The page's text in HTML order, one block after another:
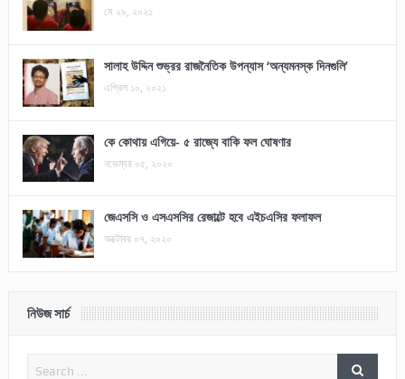
মে ২৯, ২০২১
সালাহ উদ্দিন শুভ্রর রাজনৈতিক উপন্যাস ‘অন্যমনস্ক দিনগুলি’
এপ্রিল ১০, ২০২১
কে কোথায় এগিয়ে- ৫ রাজ্যে বাকি ফল ঘোষণার
নভেম্বর ০৫, ২০২০
জেএসসি ও এসএসসির রেজাল্টে হবে এইচএসির ফলাফল
অক্টোবর ০৭, ২০২০
নিউজ সার্চ